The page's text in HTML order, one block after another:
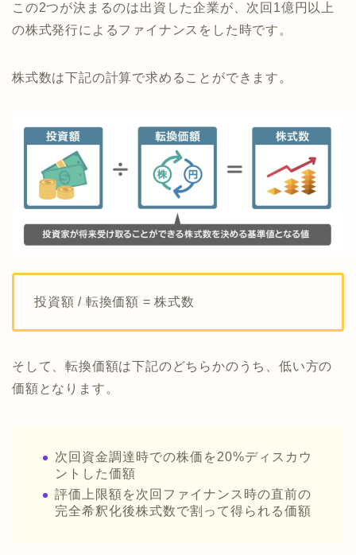
この2つが決まるのは出資した企業が、次回1億円以上
の株式発行によるファイナンスをした時です。
株式数は下記の計算で求めることができます。
投資額 / 転換価額 = 株式数
そして、転換価額は下記のどちらかのうち、低い方の
価額となります。
次回資金調達時での株価を20%ディスカウ
ントした価額
評価上限額を次回ファイナンス時の直前の
完全希釈化後株式数で割って得られる価額